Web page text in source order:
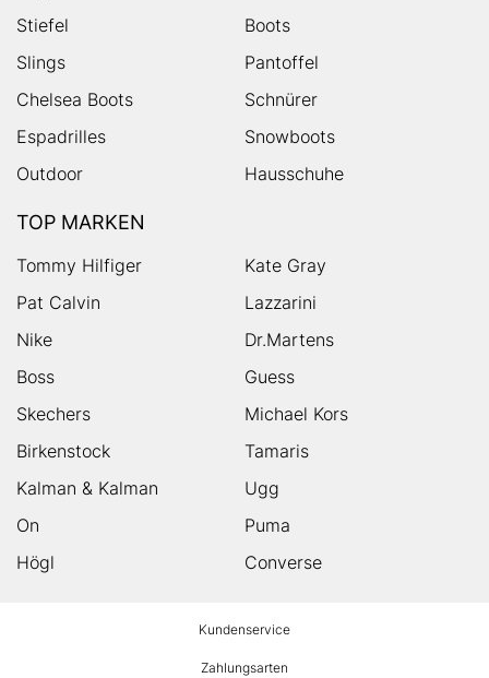
Stiefel
Boots
Slings
Pantoffel
Chelsea Boots
Schnürer
Espadrilles
Snowboots
Outdoor
Hausschuhe
TOP MARKEN
Tommy Hilfiger
Kate Gray
Pat Calvin
Lazzarini
Nike
Dr.Martens
Boss
Guess
Skechers
Michael Kors
Birkenstock
Tamaris
Kalman & Kalman
Ugg
On
Puma
Högl
Converse
Kundenservice
Zahlungsarten